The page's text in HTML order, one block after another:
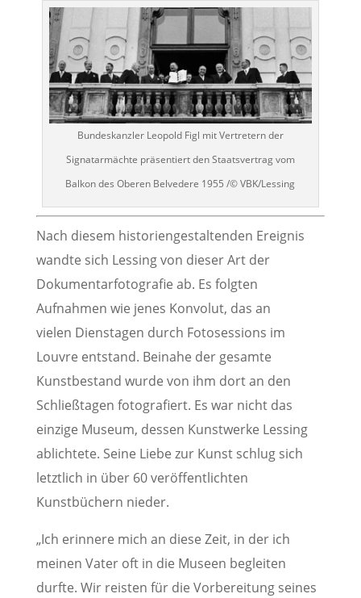
Bundeskanzler Leopold Figl mit Vertretern der
Signatarmächte präsentiert den Staatsvertrag vom
Balkon des Oberen Belvedere 1955 /© VBK/Lessing
Nach diesem historiengestaltenden Ereignis
wandte sich Lessing von dieser Art der
Dokumentarfotografie ab. Es folgten
Aufnahmen wie jenes Konvolut, das an
vielen Dienstagen durch Fotosessions im
Louvre entstand. Beinahe der gesamte
Kunstbestand wurde von ihm dort an den
Schließtagen fotografiert. Es war nicht das
einzige Museum, dessen Kunstwerke Lessing
ablichtete. Seine Liebe zur Kunst schlug sich
letztlich in über 60 veröffentlichten
Kunstbüchern nieder.
„Ich erinnere mich an diese Zeit, in der ich
meinen Vater oft in die Museen begleiten
durfte. Wir reisten für die Vorbereitung seines